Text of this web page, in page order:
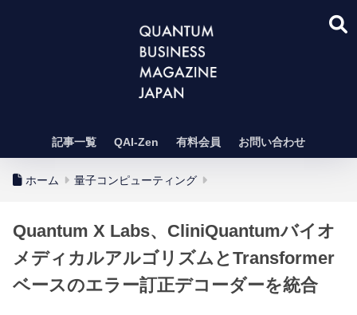
記事一覧 QAI-Zen 有料会員 お問い合わせ
ホーム 量子コンピューティング
Quantum X Labs、CliniQuantumバイオ
メディカルアルゴリズムとTransformer
ベースのエラー訂正デコーダーを統合